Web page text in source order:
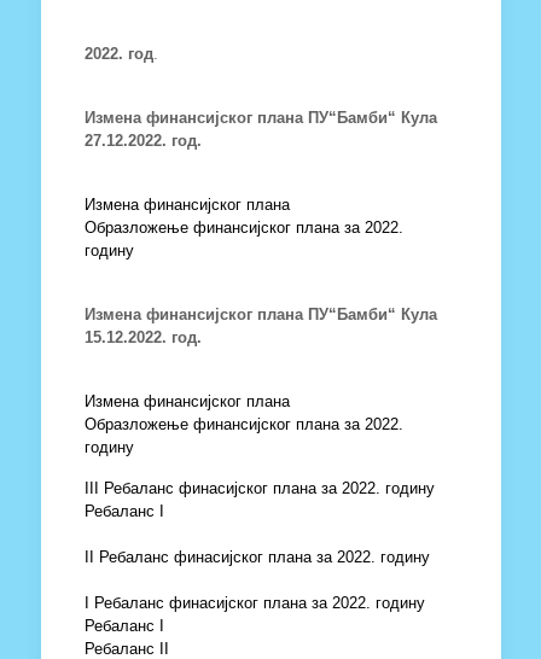
2022. год.
Измена финансијског плана ПУ“Бамби“ Кула
27.12.2022. год.
Измена финансијског плана
Образложење финансијског плана за 2022.
годину
Измена финансијског плана ПУ“Бамби“ Кула
15.12.2022. год.
Измена финансијског плана
Образложење финансијског плана за 2022.
годину
III Ребаланс финасијског плана за 2022. годину
Ребаланс I
II Ребаланс финасијског плана за 2022. годину
I Ребаланс финасијског плана за 2022. годину
Ребаланс I
Ребаланс II